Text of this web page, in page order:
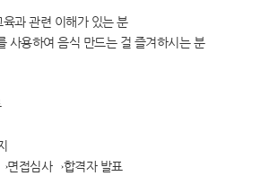
과 관련 이해가 있는 분
사용하여 음식 만드는 걸 즐겨하시는 분
접심사→합격자 발표